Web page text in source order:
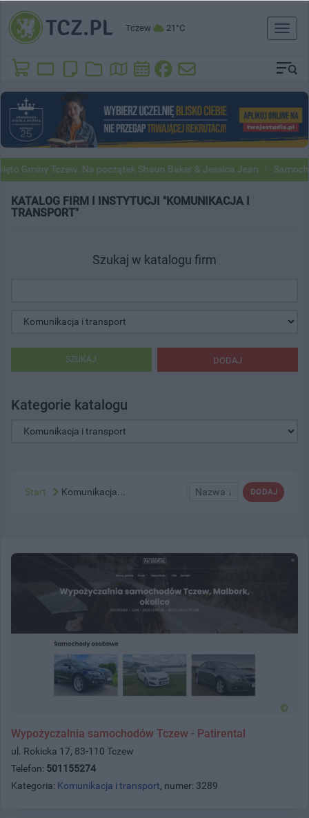
Tczew 21°C
Toggle
Tczew. Na początek Shaun Baker & Jessica Jean Samochody
KATALOG FIRM I INSTYTUCJI "KOMUNIKACJA I
TRANSPORT"
Szukaj w katalogu firm
DODAJ
SZUKAJ
Kategorie katalogu
DODAJ
Nazwa ↓
Start Komunikacja...
Wypożyczalnia samochodów Tczew - Patirental
ul. Rokicka 17, 83-110 Tczew
Telefon: 501155274
Kategoria: Komunikacja i transport, numer: 3289